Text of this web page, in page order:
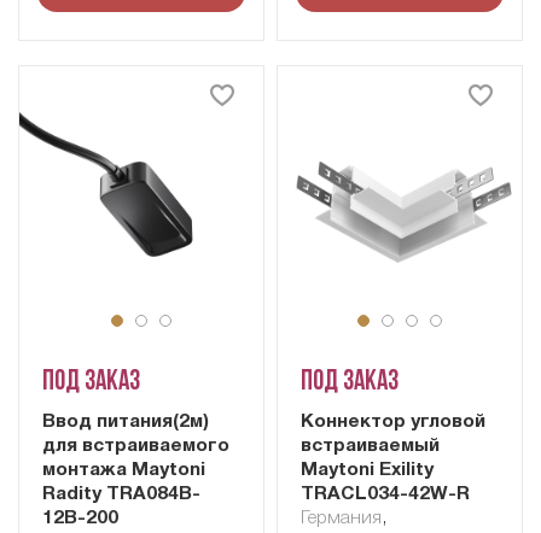
Под заказ
Ввод питания(2м)
для встраиваемого
монтажа Maytoni
Radity TRA084B-
12B-200
Под заказ
Коннектор угловой
встраиваемый
Maytoni Exility
TRACL034-42W-R
Германия ,